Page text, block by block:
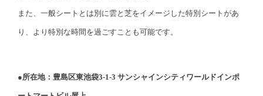
また、一般シートとは別に雲と芝をイメージした特別シートがあ
り、より特別な時間を過ごすことも可能です。
●所在地：豊島区東池袋3-1-3 サンシャインシティワールドインポ